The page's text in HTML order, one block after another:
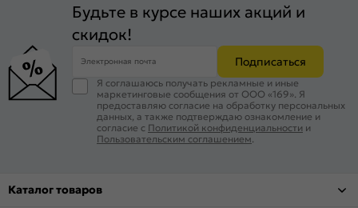
Будьте в курсе наших акций и
скидок!
Электронная почта Подписаться
Я соглашаюсь получать рекламные и иные
маркетинговые сообщения от ООО «169». Я
предоставляю согласие на обработку персональных
данных, а также подтверждаю ознакомление и
согласие с Политикой конфиденциальности и
Пользовательским соглашением
Каталог товаров